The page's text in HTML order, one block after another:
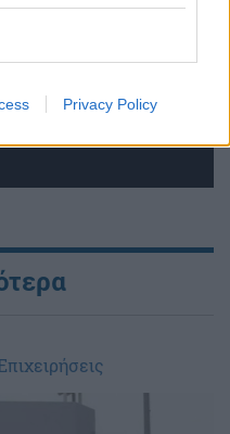
Privacy Policy
λέιζερ
πειράματα
στο διάστημα